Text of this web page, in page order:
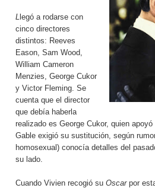
L legó a rodarse con
cinco directores
distintos: Reeves
Eason, Sam Wood,
William Cameron
Menzies, George Cukor
y Victor Fleming. Se
cuenta que el director
que debía haberla
realizado es George Cukor, quien
Gable exigió su sustitución, según
homosexual) conocía detalles del
su lado.
Cuando Vivien recogió su Oscarpor